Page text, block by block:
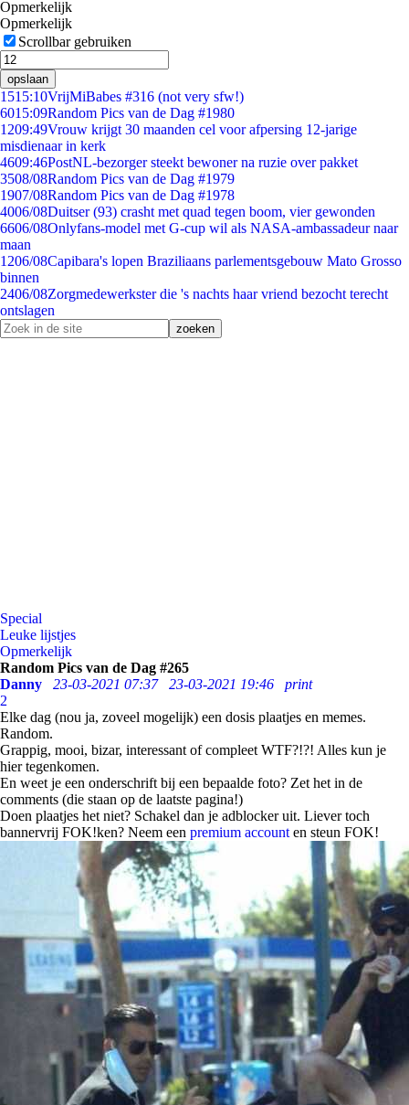
Opmerkelijk
Opmerkelijk
Scrollbar gebruiken
opslaan
1515:10VrijMiBabes #316 (not very sfw!)
6015:09Random Pics van de Dag #1980
1209:49Vrouw krijgt 30 maanden cel voor afpersing 12-jarige
misdienaar in kerk
4609:46PostNL-bezorger steekt bewoner na ruzie over pakket
3508/08Random Pics van de Dag #1979
1907/08Random Pics van de Dag #1978
4006/08Duitser (93) crasht met quad tegen boom, vier gewonden
6606/08Onlyfans-model met G-cup wil als NASA-ambassadeur naar
maan
1206/08Capibara's lopen Braziliaans parlementsgebouw Mato Grosso
binnen
2406/08Zorgmedewerkster die 's nachts haar vriend bezocht terecht
ontslagen
Special
Leuke lijstjes
Opmerkelijk
Random Pics van de Dag #265
Danny
23-03-2021 07:37 23-03-2021 19:46
print
2
Elke dag (nou ja, zoveel mogelijk) een dosis plaatjes en memes.
Random.
Grappig, mooi, bizar, interessant of compleet WTF?!?! Alles kun je
hier tegenkomen.
En weet je een onderschrift bij een bepaalde foto? Zet het in de
comments (die staan op de laatste pagina!)
Doen plaatjes het niet? Schakel dan je adblocker uit. Liever toch
bannervrij FOK!ken? Neem een premium account en steun FOK!